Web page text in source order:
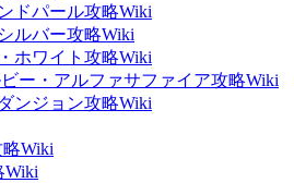
ドパール攻略Wiki
ルバー攻略Wiki
ホワイト攻略Wiki
ー・アルファサファイア攻略Wiki
ンジョン攻略Wiki
Wiki
Wiki